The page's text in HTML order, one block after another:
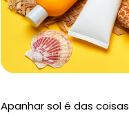
Apanhar sol é das